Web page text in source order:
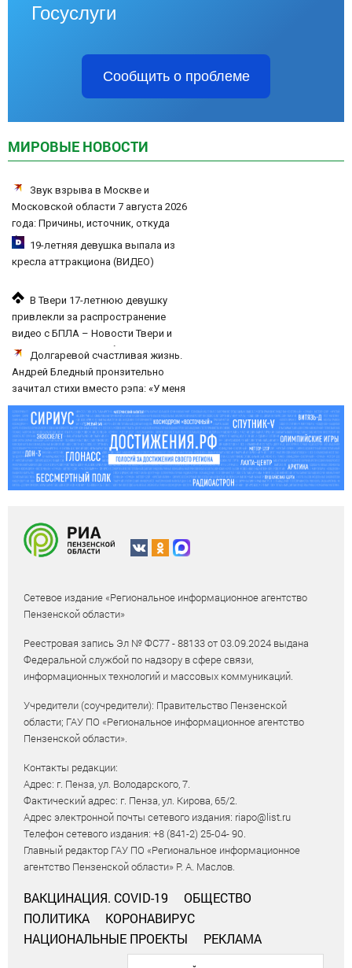
Госуслуги
Сообщить о проблеме
МИРОВЫЕ НОВОСТИ
Звук взрыва в Москве и
Московской области 7 августа 2026
года: Причины, источник, откуда
был громкий хлопок
19-летняя девушка выпала из
кресла аттракциона (ВИДЕО)
В Твери 17-летнюю девушку
привлекли за распространение
видео с БПЛА – Новости Твери и
городов Тверской области сегодня
- Afanasy.biz – Тверские новости.
Долгаревой счастливая жизнь.
Андрей Бледный пронзительно
зачитал стихи вместо рэпа: «У меня
на душе сто и один шов — это туше»
Сетевое издание «Региональное информационное агентство
Пензенской области»
Реестровая запись Эл № ФС77 - 88133 от 03.09.2024 выдана
Федеральной службой по надзору в сфере связи,
информационных технологий и массовых коммуникаций.
Учредители (соучредители): Правительство Пензенской
области; ГАУ ПО «Региональное информационное агентство
Пензенской области».
Контакты редакции:
Адрес: г. Пенза, ул. Володарского, 7.
Фактический адрес: г. Пенза, ул. Кирова, 65/2.
Адрес электронной почты сетевого издания: riapo@list.ru
Телефон сетевого издания: +8 (841-2) 25-04- 90.
Главный редактор ГАУ ПО «Региональное информационное
агентство Пензенской области» Р. А. Маслов.
ВАКЦИНАЦИЯ. COVID-19
ОБЩЕСТВО
ПОЛИТИКА
КОРОНАВИРУС
НАЦИОНАЛЬНЫЕ ПРОЕКТЫ
РЕКЛАМА